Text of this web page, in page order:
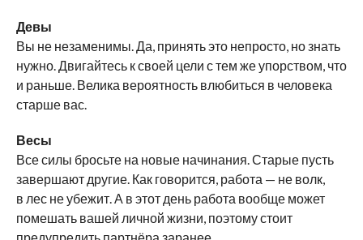
Девы
Вы не незаменимы. Да, принять это непросто, но знать
нужно. Двигайтесь к своей цели с тем же упорством, что
и раньше. Велика вероятность влюбиться в человека
старше вас.
Весы
Все силы бросьте на новые начинания. Старые пусть
завершают другие. Как говорится, работа — не волк,
в лес не убежит. А в этот день работа вообще может
помешать вашей личной жизни, поэтому стоит